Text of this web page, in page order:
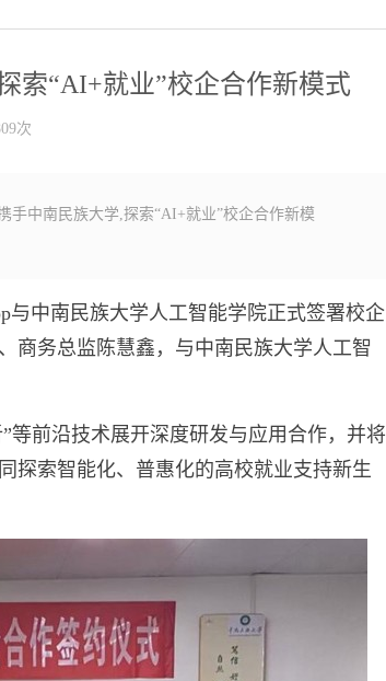
索“AI+就业”校企合作新模式
次
手中南民族大学,探索“AI+就业”校企合作新模
与中南民族大学人工智能学院正式签署校企
商务总监陈慧鑫，与中南民族大学人工智
等前沿技术展开深度研发与应用合作，并将
探索智能化、普惠化的高校就业支持新生